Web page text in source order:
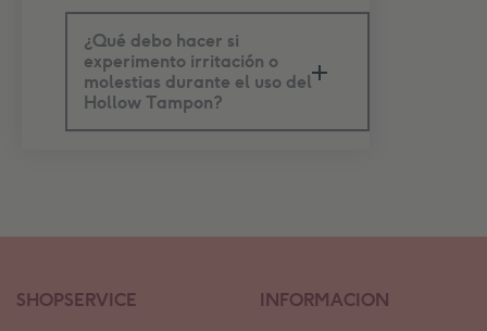
¿Qué debo hacer si
experimento irritación o
molestias durante el uso del
Hollow Tampon?
SHOPSERVICE INFORMACION